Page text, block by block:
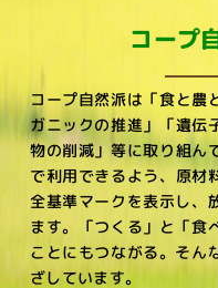
コープ
コープ自然派は「食と農
ガニックの推進」「遺伝
物の削減」等に取り組ん
で利用できるよう、原材
全基準マークを表示し、
ます。 「つくる」と「
ことにもつながる。 そん
ざしています。